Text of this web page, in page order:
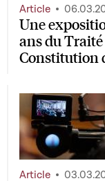
Une
ans du Traité
Constitution
Article
Article